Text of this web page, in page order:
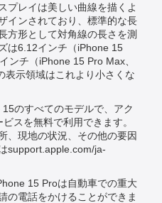
プレイは美しい曲線を描くよ
インされており、標準的な長
方形として対角線の長さを測
は6.12インチ（iPhone 15
ンチ（iPhone 15 Pro Max、
表示領域はこれより小さくな
15のすべてのモデルで、アク
スを無料で利用できます。
、現地の状況、その他の要因
support.apple.com/ja-
15 Proは自動車での重大
の電話をかけることができま